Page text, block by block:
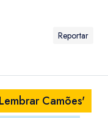
Reportar
Camões'